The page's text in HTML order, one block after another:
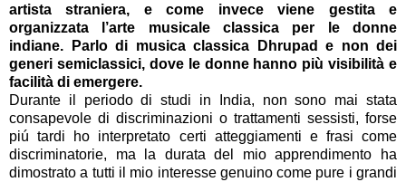
artista straniera, e come invece viene gestita e
organizzata l’arte musicale classica per le donne
indiane. Parlo di musica classica Dhrupad e non dei
generi semiclassici, dove le donne hanno più visibilità e
facilità di emergere.
Durante il periodo di studi in India, non sono mai stata
consapevole di discriminazioni o trattamenti sessisti, forse
piú tardi ho interpretato certi atteggiamenti e frasi come
discriminatorie, ma la durata del mio apprendimento ha
dimostrato a tutti il mio interesse genuino come pure i grandi